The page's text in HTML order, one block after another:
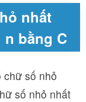
nhất
bằng C
chữ số nhỏ
số nhỏ nhất